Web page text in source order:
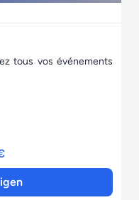
tous vos événements